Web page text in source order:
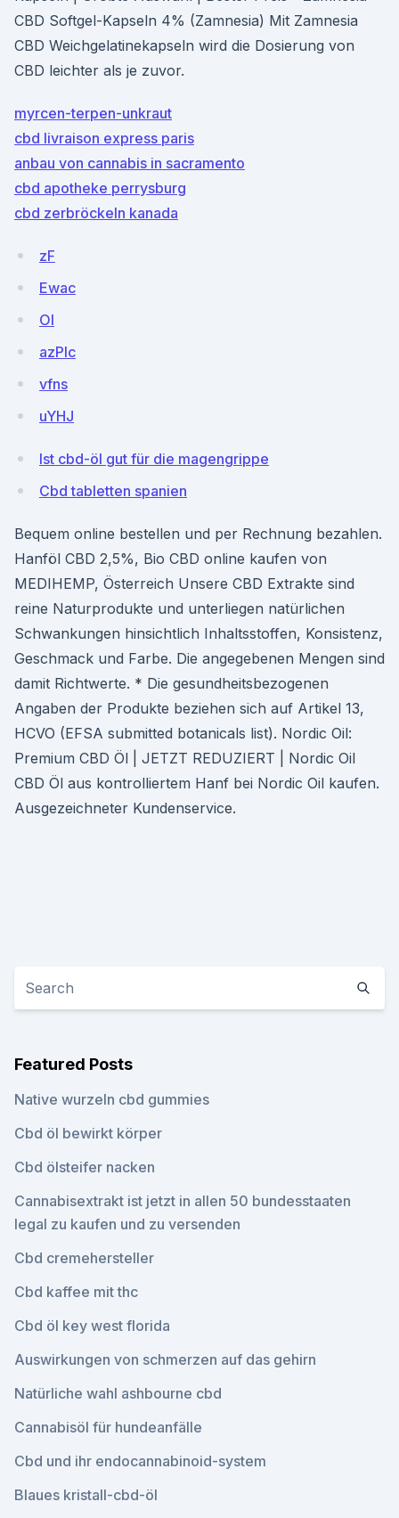
CBD Softgel-Kapseln 4% (Zamnesia) Mit Zamnesia
CBD Weichgelatinekapseln wird die Dosierung von
CBD leichter als je zuvor.
myrcen-terpen-unkraut
cbd livraison express paris
anbau von cannabis in sacramento
cbd apotheke perrysburg
cbd zerbröckeln kanada
zF
Ewac
OI
azPIc
vfns
uYHJ
Ist cbd-öl gut für die magengrippe
Cbd tabletten spanien
Bequem online bestellen und per Rechnung bezahlen.
Hanföl CBD 2,5%, Bio CBD online kaufen von
MEDIHEMP, Österreich Unsere CBD Extrakte sind
reine Naturprodukte und unterliegen natürlichen
Schwankungen hinsichtlich Inhaltsstoffen, Konsistenz,
Geschmack und Farbe. Die angegebenen Mengen sind
damit Richtwerte. * Die gesundheitsbezogenen
Angaben der Produkte beziehen sich auf Artikel 13,
HCVO (EFSA submitted botanicals list). Nordic Oil:
Premium CBD Öl | JETZT REDUZIERT | Nordic Oil
CBD Öl aus kontrolliertem Hanf bei Nordic Oil kaufen.
Ausgezeichneter Kundenservice.
Featured Posts
Native wurzeln cbd gummies
Cbd öl bewirkt körper
Cbd ölsteifer nacken
Cannabisextrakt ist jetzt in allen 50 bundesstaaten
legal zu kaufen und zu versenden
Cbd cremehersteller
Cbd kaffee mit thc
Cbd öl key west florida
Auswirkungen von schmerzen auf das gehirn
Natürliche wahl ashbourne cbd
Cannabisöl für hundeanfälle
Cbd und ihr endocannabinoid-system
Blaues kristall-cbd-öl